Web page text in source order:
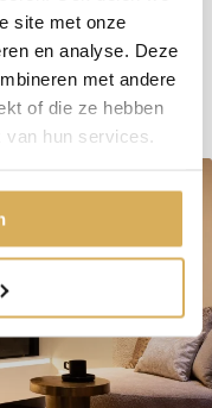
site met onze
en analyse. Deze
met andere
of die ze hebben
van hun services.